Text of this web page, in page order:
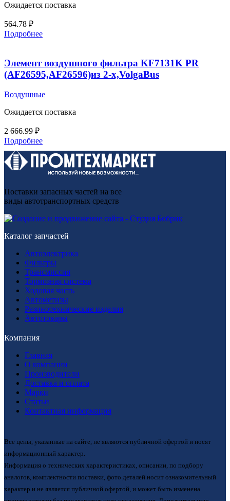
Ожидается поставка
564.78 ₽
Подробнее
Элемент воздушного фильтра KF7131K PR
(AF26595,AF26596)из 2-х,VolgaBus
Воздушные
Ожидается поставка
2 666.99 ₽
Подробнее
Поставки запасных частей на все
виды автотранспортных средств
Каталог запчастей
Автоэлектрика
Фильтры
Трансмиссия
Тормозная система
Ходовая часть
Автометизы
Резинотехнические изделия
Автотовары
Компания
Главная
О компании
Производители
Доставка и оплата
Марки
Статьи
Контактная информация
Все цены, указанные на сайте, не являются публичной офертой и носят
информационный характер.
Информация о технических характеристиках, описании, по подбору
аналогов, комплектности поставки, фото деталей носит ознакомительный
характер и не является публичной офертой, и может быть изменена